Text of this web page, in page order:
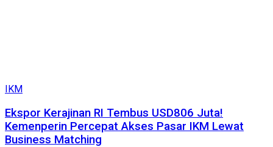
IKM
Ekspor Kerajinan RI Tembus USD806 Juta!
Kemenperin Percepat Akses Pasar IKM Lewat
Business Matching